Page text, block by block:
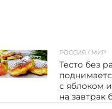
73
РОССИЯ / МИР
Тесто без
с яблоком
на завтрак